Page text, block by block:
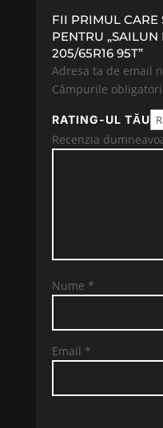
FII PRIMUL CARE
PENTRU
205/65R16 95T”
Adresa ta de email
Câmpurile
RATING-UL TĂU
Recenzia
Nume *
Email *